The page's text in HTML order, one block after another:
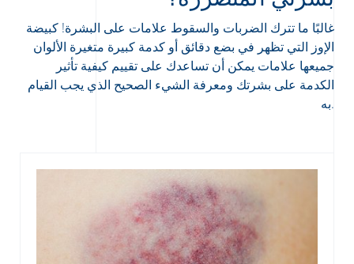
Arabic
غالبًا ما تترك الضربات والسقوط علامات على البشرة! كبيضة
الإوز التي تظهر في بضع دقائق أو كدمة كبيرة متغيرة الألوان
جميعها علامات يمكن أن تساعدك على تقييم كيفية تأثير
الكدمة على بشرتك ومعرفة الشيء الصحيح الذي يجب القيام
به.